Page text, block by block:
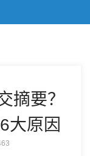
摘要？
大原因